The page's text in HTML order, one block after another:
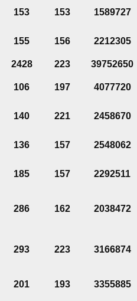
153 153 1589727
155 156 2212305
2428 223
39752650
106 197 4077720
140 221 2458670
136 157 2548062
185 157 2292511
286 162 2038472
293 223 3166874
201 193 3355885